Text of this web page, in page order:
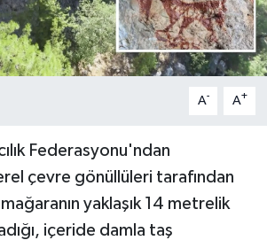
A- A+
Federasyonu'ndan
çevre gönüllüleri tarafından
yaklaşık 14 metrelik
içeride damla taş